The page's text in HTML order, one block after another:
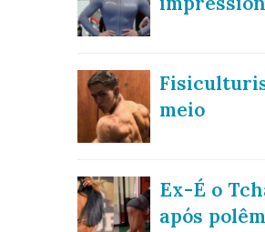
meio
Ex-É o
após